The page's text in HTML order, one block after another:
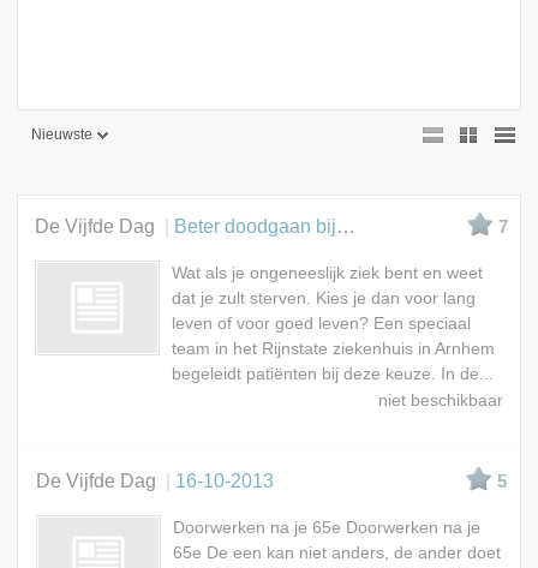
Nieuwste
De Vijfde Dag Beter doodgaan bij ongeneeslijke ziekte 7
Wat als je ongeneeslijk ziek bent en weet
dat je zult sterven. Kies je dan voor lang
leven of voor goed leven? Een speciaal
team in het Rijnstate ziekenhuis in Arnhem
begeleidt patiënten bij deze keuze. In de...
De Vijfde Dag 16-10-2013 5
Doorwerken na je 65e Doorwerken na je
65e De een kan niet anders, de ander doet